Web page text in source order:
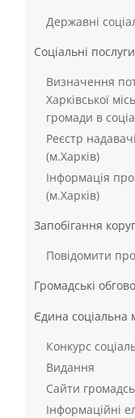
Державні
Соціальні послуги
Визначення
Харківської
громади в
Реєстр
(м.Харків)
Інформація
(м.Харків)
Запобігання
Повідомити
Громадські
Єдина соціальна
Конкурс
Видання
Сайти
Інформаційні